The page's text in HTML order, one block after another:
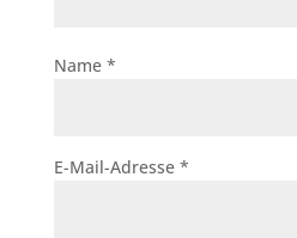
Name *
E-Mail-Adresse *